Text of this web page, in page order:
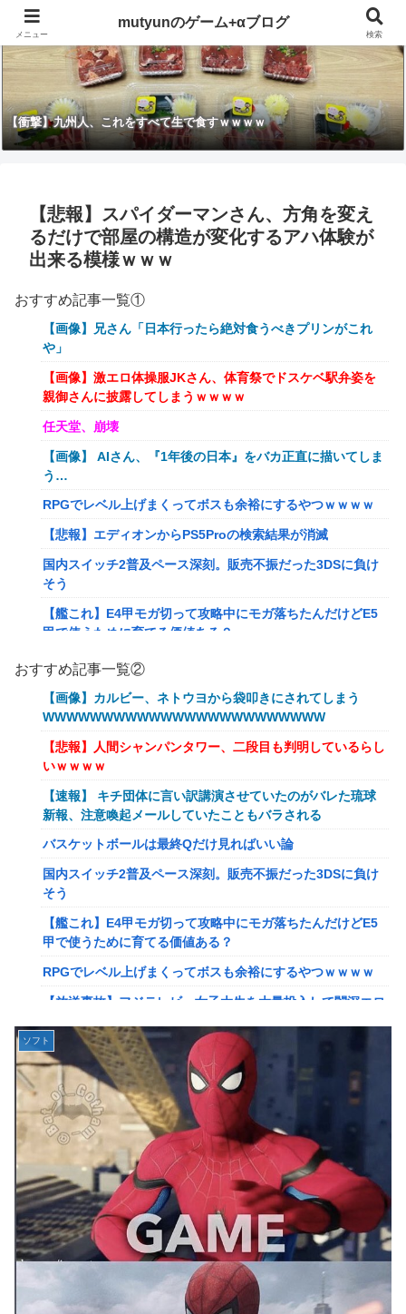
【衝撃】九州人、これをすべて生で食すｗｗｗｗ
【悲報】スパイダーマンさん、方角を変え
るだけで部屋の構造が変化するアハ体験が
出来る模様ｗｗｗ
おすすめ記事一覧①
【画像】兄さん「日本行ったら絶対食うべきプリンがこれ
や」
【画像】激エロ体操服JKさん、体育祭でドスケベ駅弁姿を
親御さんに披露してしまうｗｗｗｗ
任天堂、崩壊
【画像】 AIさん、『1年後の日本』をバカ正直に描いてしま
う…
RPGでレベル上げまくってボスも余裕にするやつｗｗｗｗ
【悲報】エディオンからPS5Proの検索結果が消滅
国内スイッチ2普及ペース深刻。販売不振だった3DSに負け
そう
【艦これ】E4甲モガ切って攻略中にモガ落ちたんだけどE5
甲で使うために育てる価値ある？
RPGでレベル上げまくってボスも余裕にするやつｗｗｗｗ
【艦これ】でもイベントのたびに思うんだ 空母機動部隊っ
てクソだわ！
【衝撃】葬儀屋「火葬プランはどうなさいますか？」ワイ喪
主「直葬で(即答)」→結果ァw w w w w w w w w w
イーロン・マスク「中国のロボットはデタラメで遠隔操作し
てるだけ」
【画像】このLINEでなんで女が怒ってるのか分かんない奴
はモテない奴確定らしい←お前らは勿論わかるよ
な？？？？？？？
【動画】高校生さん、文化祭でコーヒーカップを作って大盛
りあがり←なんかどっかで見たことあると話題に
【NGS】LG5「レアレンス」シリーズが強すぎると話題に
【アプグレも約束】
【ｗ】長年育てやっと蕾がつき楽しみにしてたら動物の死肉
『ゼルダの伝説』ゼルダ姫とリンクって毎回結ばれずに別の
相手と子孫を残してるって本当…？
韓国人「英メディアや海外各社も一斉に韓国サッカー協会を
巡る過去の不祥事を報道！」→「国際的な信用失墜の危
機‥」
【画像】廃墟化したレンタルビデオ屋、そのまま時が止まっ
てしまっていると話題にｗｗｗｗ
【悲報】女性配信者「アスペの検査してみた…みんなこれわ
かるの？」
【画像】ハンターハンターさん、ガチで最強の新能力を登場
させてしまうｗｗｗｗｗｗｗ
おすすめ記事一覧②
【画像】カルビー、ネトウヨから袋叩きにされてしまう
WWWWWWWWWWWWWWWWWWWWWWWW
【悲報】人間シャンパンタワー、二段目も判明しているらし
いｗｗｗｗ
【速報】 キチ団体に言い訳講演させていたのがバレた琉球
新報、注意喚起メールしていたこともバラされる
バスケットボールは最終Qだけ見ればいい論
国内スイッチ2普及ペース深刻。販売不振だった3DSに負け
そう
【艦これ】E4甲モガ切って攻略中にモガ落ちたんだけどE5
甲で使うために育てる価値ある？
RPGでレベル上げまくってボスも余裕にするやつｗｗｗｗ
【放送事故】フジテレビ、女子大生を大量投入して闇深エロ
【悲報】坂口杏里を家に住ませてあげた結果ｗｗｗｗ
【悲報】女性配信者「アスペの検査してみた…みんなこれわ
かるの？」
【画像】20年前のAV、キチガイすぎるwwwwww
【画像】女さん、ミニ過ぎる浴衣を着た写真を投稿して叩か
れるｗｗｗｗ
【朗報】菅直人元総理、再評価されるｗｗｗｗｗｗｗｗｗｗ
ｗｗｗｗｗｗｗｗ
【画像】このLINEでなんで女が怒ってるのか分かんない奴
はモテない奴確定らしい←お前らは勿論わかるよ
ソフト
メニュー
mutyunのゲーム+αブログ
検索